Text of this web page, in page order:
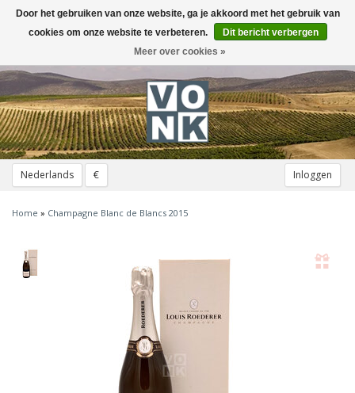
Nederlands € Inloggen
Toggle
navigation
Home » Champagne Blanc de Blancs 2015
Door het gebruiken van onze website, ga je akkoord met het gebruik van
cookies om onze website te verbeteren.
Dit bericht verbergen
Meer over cookies »